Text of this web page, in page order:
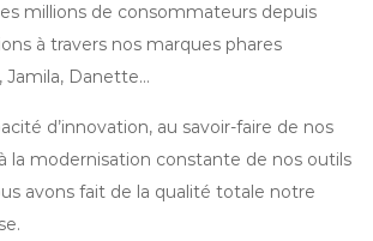
millions de consommateurs depuis
à travers nos marques phares
Jamila, Danette…
d’innovation, au savoir-faire de nos
la modernisation constante de nos outils
avons fait de la qualité totale notre